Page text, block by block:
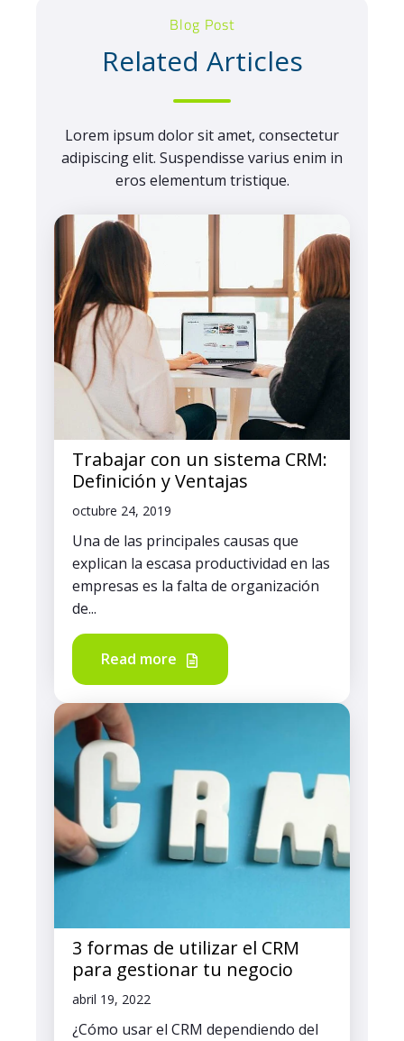
Blog Post
Related Articles
Lorem ipsum dolor sit amet, consectetur
adipiscing elit. Suspendisse varius enim in
eros elementum tristique.
Trabajar con un sistema CRM:
Definición y Ventajas
octubre 24, 2019
Una de las principales causas que
explican la escasa productividad en las
empresas es la falta de organización
de...
Read more
3 formas de utilizar el CRM
para gestionar tu negocio
abril 19, 2022
¿Cómo usar el CRM dependiendo del